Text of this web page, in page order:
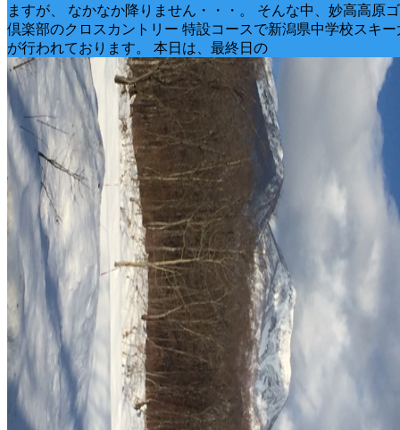
ますが、 なかなか降りません・・・。 そんな中、妙高高原
倶楽部のクロスカントリー 特設コースで新潟県中学校スキー
が行われております。 本日は、最終日の